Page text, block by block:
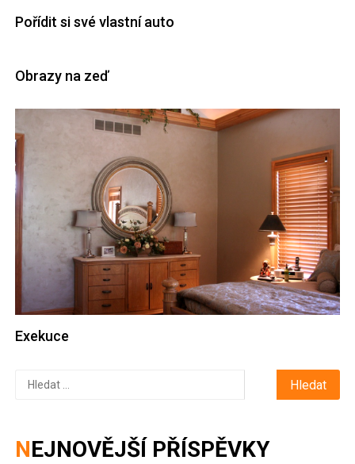
Pořídit si své vlastní auto
Obrazy na zeď
Exekuce
Vyhledávání
NEJNOVĚJŠÍ PŘÍSPĚVKY